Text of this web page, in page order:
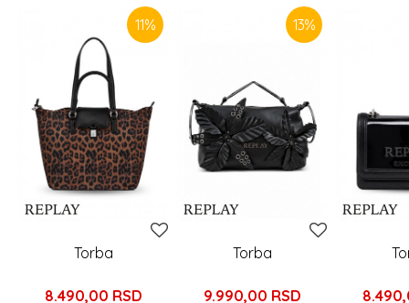
11%
Torba
8.490,00 RSD
13%
Torba
9.990,00 RSD